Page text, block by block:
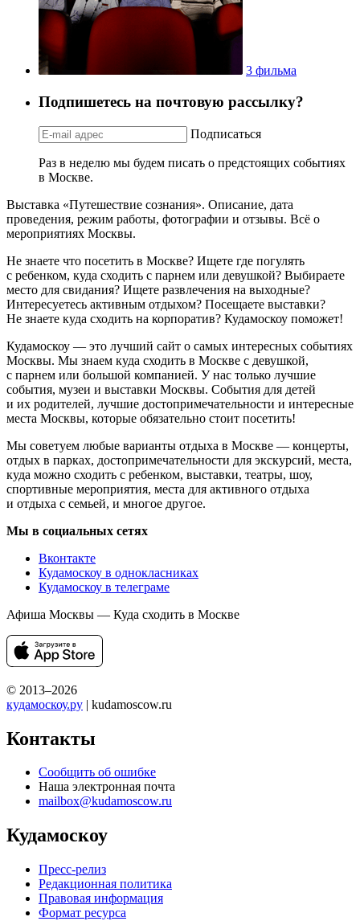
3 фильма
Подпишетесь на почтовую рассылку?
Подписаться
Раз в неделю мы будем писать о предстоящих событиях
в Москве.
Выставка «Путешествие сознания». Описание, дата
проведения, режим работы, фотографии и отзывы. Всё о
мероприятиях Москвы.
Не знаете что посетить в Москве? Ищете где погулять
с ребенком, куда сходить с парнем или девушкой? Выбираете
место для свидания? Ищете развлечения на выходные?
Интересуетесь активным отдыхом? Посещаете выставки?
Не знаете куда сходить на корпоратив? Кудамоскоу поможет!
Кудамоскоу — это лучший сайт о самых интересных событиях
Москвы. Мы знаем куда сходить в Москве с девушкой,
с парнем или большой компанией. У нас только лучшие
события, музеи и выставки Москвы. События для детей
и их родителей, лучшие достопримечательности и интересные
места Москвы, которые обязательно стоит посетить!
Мы советуем любые варианты отдыха в Москве — концерты,
отдых в парках, достопримечательности для экскурсий, места,
куда можно сходить с ребенком, выставки, театры, шоу,
спортивные мероприятия, места для активного отдыха
и отдыха с семьей, и многое другое.
Мы в социальных сетях
Вконтакте
Кудамоскоу в однокласниках
Кудамоскоу в телеграме
Афиша Москвы — Куда сходить в Москве
© 2013–2026
кудамоскоу.ру | kudamoscow.ru
Контакты
Сообщить об ошибке
Наша электронная почта
mailbox@kudamoscow.ru
Кудамоскоу
Пресс-релиз
Редакционная политика
Правовая информация
Формат ресурса